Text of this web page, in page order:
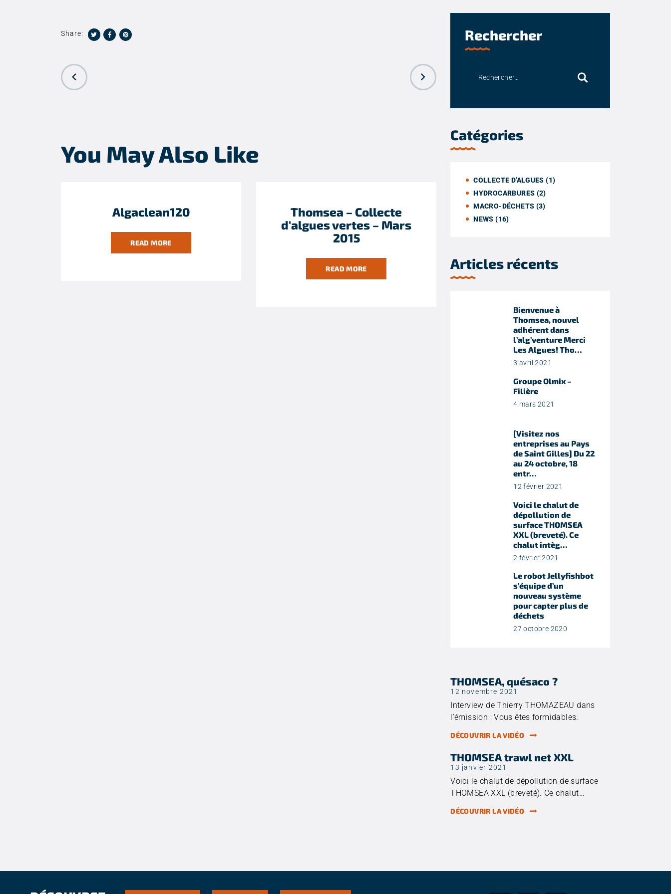
Share:
You May Also Like
Algaclean120
READ MORE
Thomsea – Collecte
d'algues vertes – Mars
2015
READ MORE
Rechercher
Catégories
COLLECTE D'ALGUES (1)
HYDROCARBURES (2)
MACRO-DÉCHETS (3)
NEWS (16)
Articles récents
Bienvenue à
Thomsea, nouvel
adhérent dans
l’alg’venture Merci
Les Algues! Tho…
3 avril 2021
Groupe Olmix –
Filière
4 mars 2021
[Visitez nos
entreprises au Pays
de Saint Gilles] Du 22
au 24 octobre, 18
entr…
12 février 2021
Voici le chalut de
dépollution de
surface THOMSEA
XXL (breveté). Ce
chalut intèg…
2 février 2021
Le robot Jellyfishbot
s’équipe d’un
nouveau système
pour capter plus de
déchets
27 octobre 2020
THOMSEA, quésaco ?
12 novembre 2021
Interview de Thierry THOMAZEAU dans
l'émission : Vous êtes formidables.
DÉCOUVRIR LA VIDÉO
THOMSEA trawl net XXL
13 janvier 2021
Voici le chalut de dépollution de surface
THOMSEA XXL (breveté). Ce chalut…
DÉCOUVRIR LA VIDÉO